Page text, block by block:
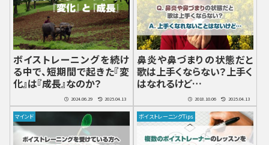
ボイストレーニングを続け
る中で、短期間で起きた『変
化』は『成長』なのか？
2024.06.29 2025.04.13
鼻炎や鼻づまりの状態だと
歌は上手くならない？上手く
はなれるけど…
2018.10.06 2025.04.13
マインド ボイストレーニングTips